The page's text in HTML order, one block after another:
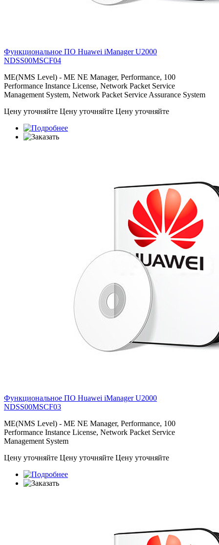
Функциональное ПО Huawei iManager U2000
NDSS00MSCF04
ME(NMS Level) - ME NE Manager, Performance, 100
Performance Instance License, Network Packet Service
Management System, Network Packet Service Assurance System
Цену уточняйте Цену уточняйте Цену уточняйте
Функциональное ПО Huawei iManager U2000
NDSS00MSCF03
ME(NMS Level) - ME NE Manager, Performance, 100
Performance Instance License, Network Packet Service
Management System
Цену уточняйте Цену уточняйте Цену уточняйте